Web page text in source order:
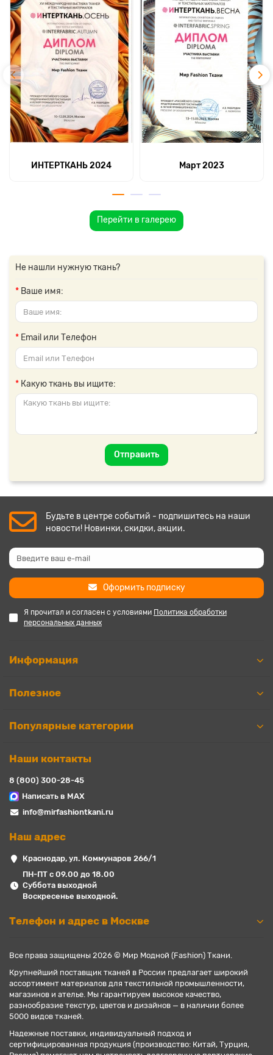
ИНТЕРТКАНЬ 2024 Март 2023
Перейти в галерею
Не нашли нужную ткань?
Ваше имя:
Email или Телефон
Какую ткань вы ищите:
Отправить
Будьте в центре событий - подпишитесь на наши
новости! Новинки, скидки, акции.
Оформить подписку
Я прочитал и согласен с условиями Политика обработки
персональных данных
Информация
Полезное
Популярные категории
Наши контакты
8 (800) 300-28-45
Написать в MAX
info@mirfashiontkani.ru
Наш адрес
Краснодар, ул. Коммунаров 266/1
ПН-ПТ с 09.00 до 18.00
Суббота выходной
Воскресенье выходной.
Телефон и адрес в Москве
Все права защищены 2026 © Мир Модной (Fashion) Ткани.
Крупнейший поставщик тканей в России предлагает широкий
ассортимент материалов для текстильной промышленности,
магазинов и ателье. Мы гарантируем высокое качество,
разнообразие текстур, цветов и дизайнов — в наличии более
5000 видов тканей.
Надежные поставки, индивидуальный подход и
сертифицированная продукция (производство: Китай, Турция,